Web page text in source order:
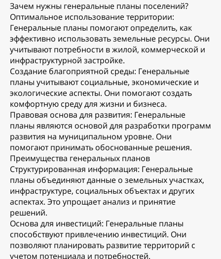
Зачем нужны генеральные планы поселений?
Оптимальное использование территории:
Генеральные планы помогают определить, как
эффективно использовать земельные ресурсы. Они
учитывают потребности в жилой, коммерческой и
инфраструктурной застройке.
Создание благоприятной среды: Генеральные
планы учитывают социальные, экономические и
экологические аспекты. Они помогают создать
комфортную среду для жизни и бизнеса.
Правовая основа для развития: Генеральные
планы являются основой для разработки программ
развития на муниципальном уровне. Они
помогают принимать обоснованные решения.
Преимущества генеральных планов
Структурированная информация: Генеральные
планы объединяют данные о земельных участках,
инфраструктуре, социальных объектах и других
аспектах. Это упрощает анализ и принятие
решений.
Основа для инвестиций: Генеральные планы
способствуют привлечению инвестиций. Они
позволяют планировать развитие территорий с
учетом потенциала и потребностей.